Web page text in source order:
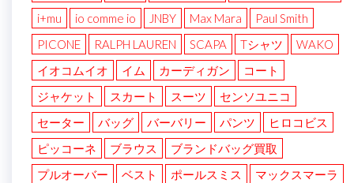
i+mu
io comme io JNBY Max Mara
Paul Smith
PICONE
RALPH LAUREN SCAPA Tシャツ
WAKO
イオコムイオ
イム カーディガン
コート
ジャケット
スカート スーツ
センソユニコ
セーター
バッグ バーバリー パンツ
ヒロコビス
ピッコーネ
ブラウス
ブランドバッグ買取
プルオーバー
ベスト ポールスミス
マックスマーラ